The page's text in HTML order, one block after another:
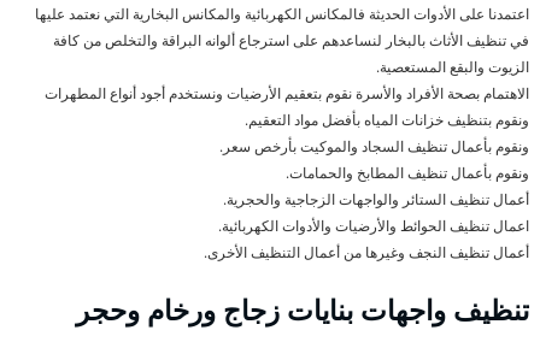
اعتمدنا على الأدوات الحديثة فالمكانس الكهربائية والمكانس البخارية التي نعتمد عليها
في تنظيف الأثاث بالبخار لنساعدهم على استرجاع ألوانه البراقة والتخلص من كافة
الزيوت والبقع المستعصية.
الاهتمام بصحة الأفراد والأسرة نقوم بتعقيم الأرضيات ونستخدم أجود أنواع المطهرات
ونقوم بتنظيف خزانات المياه بأفضل مواد التعقيم.
ونقوم بأعمال تنظيف السجاد والموكيت بأرخص سعر.
ونقوم بأعمال تنظيف المطابخ والحمامات.
أعمال تنظيف الستائر والواجهات الزجاجية والحجرية.
اعمال تنظيف الحوائط والأرضيات والأدوات الكهربائية.
أعمال تنظيف النجف وغيرها من أعمال التنظيف الأخرى.
تنظيف واجهات بنايات زجاج ورخام وحجر